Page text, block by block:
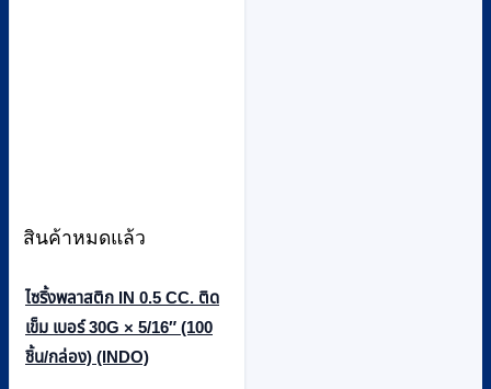
สินค้าหมดแล้ว
ไซริ้งพลาสติก IN 0.5 CC. ติด
เข็ม เบอร์ 30G × 5/16″ (100
ชิ้น/กล่อง) (INDO)